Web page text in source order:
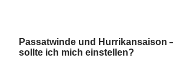
Passatwinde und Hurrikansaison
sollte ich mich einstellen?